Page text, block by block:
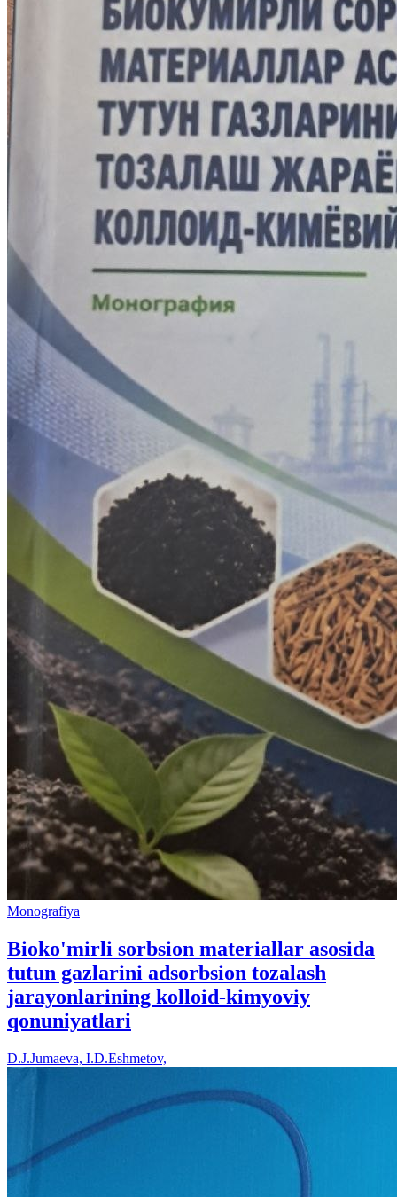
Monografiya
Bioko'mirli sorbsion materiallar asosida
tutun gazlarini adsorbsion tozalash
jarayonlarining kolloid-kimyoviy
qonuniyatlari
D.J.Jumaeva, I.D.Eshmetov,